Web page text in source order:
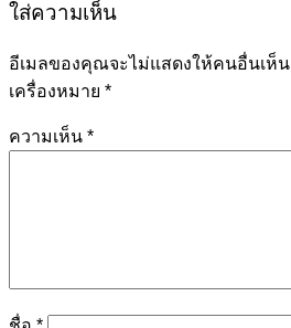
ใส่ความเห็น
อีเมลของคุณจะไม่แสดงให้คนอื่นเห็น
เครื่องหมาย *
ความเห็น *